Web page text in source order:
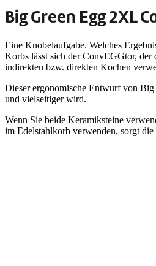
Big Green Egg 2XL
Eine Knobelaufgabe. Welches
Korbs lässt sich der ConvEGGtor, der
indirekten bzw. direkten Kochen
Dieser ergonomische Entwurf von
und vielseitiger wird.
Wenn Sie beide Keramiksteine
im Edelstahlkorb verwenden, sorgt